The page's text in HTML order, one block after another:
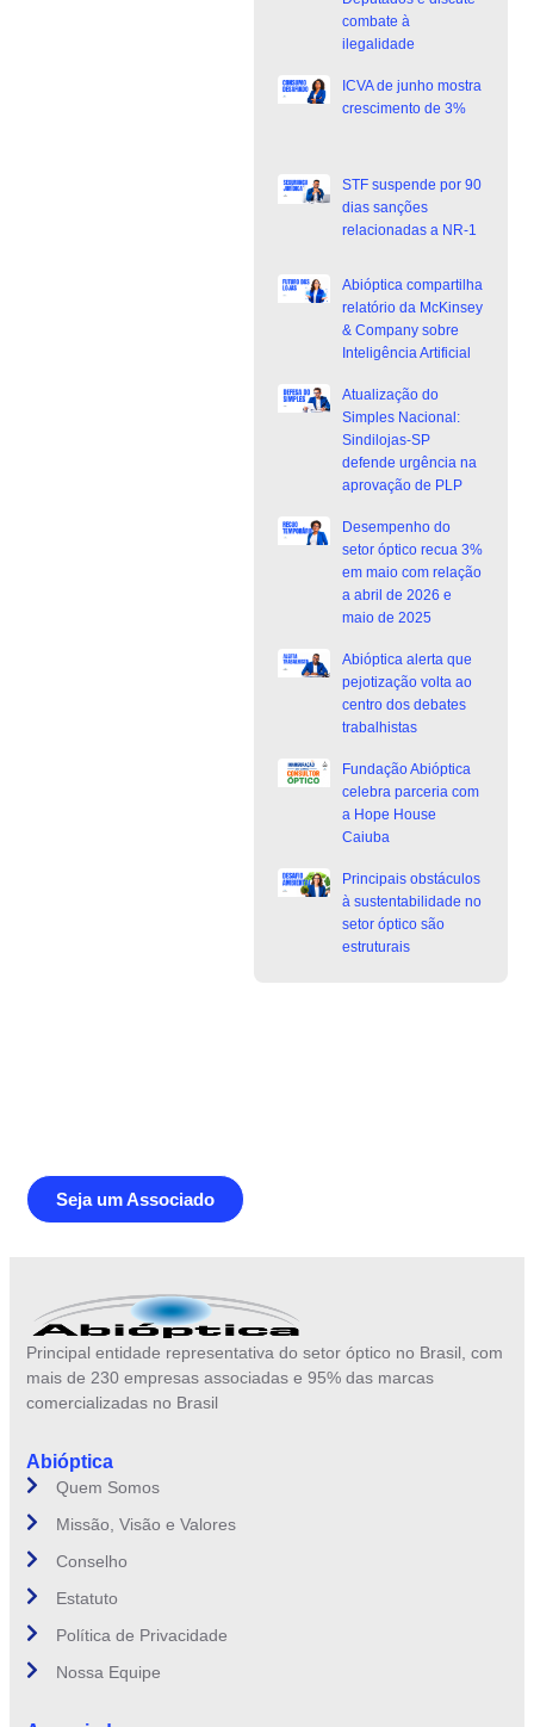
combate à
ilegalidade
ICVA de junho mostra
crescimento de 3%
STF suspende por 90
dias sanções
relacionadas a NR-1
Abióptica compartilha
relatório da McKinsey
& Company sobre
Inteligência Artificial
Atualização do
Simples Nacional:
Sindilojas-SP
defende urgência na
aprovação de PLP
Desempenho do
setor óptico recua 3%
em maio com relação
a abril de 2026 e
maio de 2025
Abióptica alerta que
pejotização volta ao
centro dos debates
trabalhistas
Fundação Abióptica
celebra parceria com
a Hope House
Caiuba
Principais obstáculos
à sustentabilidade no
setor óptico são
estruturais
Seja um Associado
Principal entidade representativa do setor óptico no Brasil, com
mais de 230 empresas associadas e 95% das marcas
comercializadas no Brasil
Abióptica
Quem Somos
Missão, Visão e Valores
Conselho
Estatuto
Política de Privacidade
Nossa Equipe